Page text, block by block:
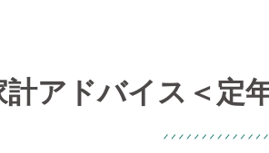
計アドバイス＜定